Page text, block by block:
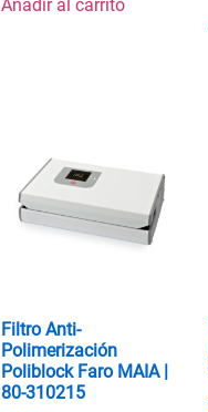
Añadir al carrito
Filtro Anti-
Polimerización
Poliblock Faro MAIA |
80-310215